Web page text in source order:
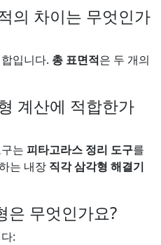
의 차이는 무엇인가
입니다. 총 표면적은 두 개의
계산에 적합한가
는 피타고라스 정리 도구를
는 내장 직각 삼각형 해결기
은 무엇인가요?
: